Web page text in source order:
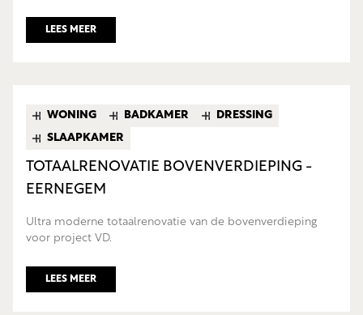
LEES MEER
WONING BADKAMER
DRESSING
SLAAPKAMER
TOTAALRENOVATIE BOVENVERDIEPING -
EERNEGEM
Ultra moderne totaalrenovatie van de bovenverdieping
voor project VD.
LEES MEER